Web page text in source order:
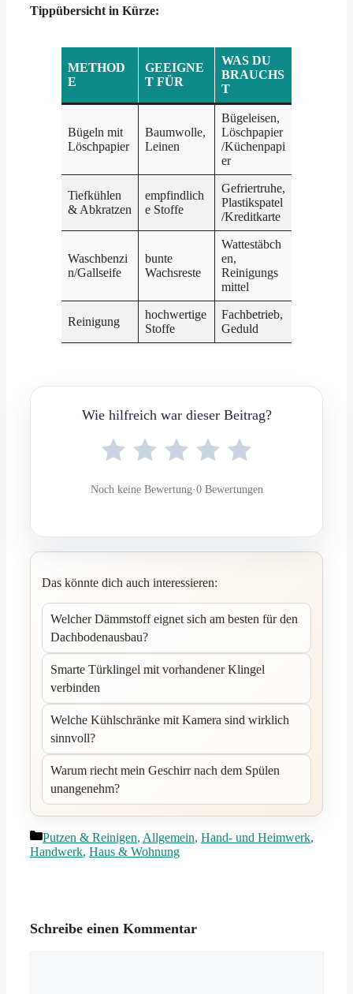
Tippübersicht in Kürze:
METHOD
E
GEEIGNE
T FÜR
WAS DU
BRAUCHS
T
Bügeln mit
Löschpapier
Baumwolle,
Leinen
Bügeleisen,
Löschpapier
/Küchenpapi
er
Tiefkühlen
& Abkratzen
empfindlich
e Stoffe
Gefriertruhe,
Plastikspatel
/Kreditkarte
Waschbenzi
n/Gallseife
bunte
Wachsreste
Wattestäbch
en,
Reinigungs
mittel
Reinigung
hochwertige
Stoffe
Fachbetrieb,
Geduld
Wie hilfreich war dieser Beitrag?
Noch keine Bewertung·0 Bewertungen
Das könnte dich auch interessieren:
Welcher Dämmstoff eignet sich am besten für den
Dachbodenausbau?
Smarte Türklingel mit vorhandener Klingel
verbinden
Welche Kühlschränke mit Kamera sind wirklich
sinnvoll?
Warum riecht mein Geschirr nach dem Spülen
unangenehm?
Kategorien
Putzen & Reinigen, Allgemein, Hand- und Heimwerk,
Handwerk, Haus & Wohnung
Schreibe einen Kommentar